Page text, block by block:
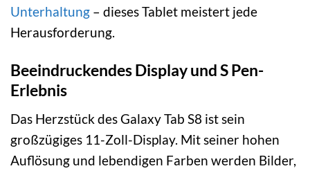
Unterhaltung – dieses Tablet meistert jede
Herausforderung.
Beeindruckendes Display und S Pen-
Erlebnis
Das Herzstück des Galaxy Tab S8 ist sein
großzügiges 11-Zoll-Display. Mit seiner hohen
Auflösung und lebendigen Farben werden Bilder,